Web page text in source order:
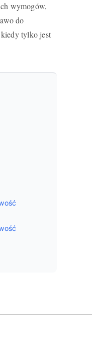
wymogów,
do
tylko jest